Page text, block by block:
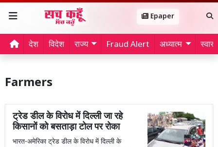
Epaper
देश विदेश राज्य Fraud Alert अध्यात्म
Farmers
ट्रेड डील के विरोध में दिल्ली जा रहे
किसानों को बसताड़ा टोल पर रोका
भारत-अमेरिका ट्रेड डील के विरोध में दिल्ली के